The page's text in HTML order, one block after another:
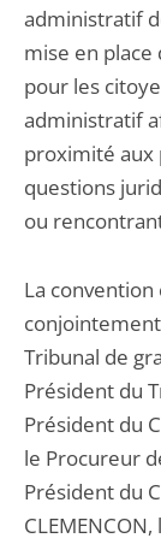
administratif
mise en
pour les
administratif
proximité aux
questions
ou
La convention
Tribunal de
Président du
Président du
le Procureur
Président du